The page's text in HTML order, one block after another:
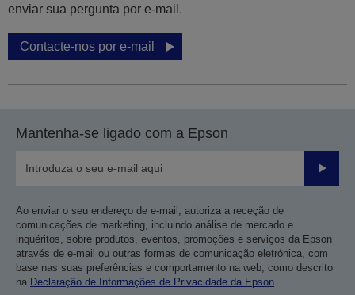
enviar sua pergunta por e-mail.
Contacte-nos por e-mail
Mantenha-se ligado com a Epson
Enviar
Ao enviar o seu endereço de e-mail, autoriza a receção de
comunicações de marketing, incluindo análise de mercado e
inquéritos, sobre produtos, eventos, promoções e serviços da Epson
através de e-mail ou outras formas de comunicação eletrónica, com
base nas suas preferências e comportamento na web, como descrito
na Declaração de Informações de Privacidade da Epson.